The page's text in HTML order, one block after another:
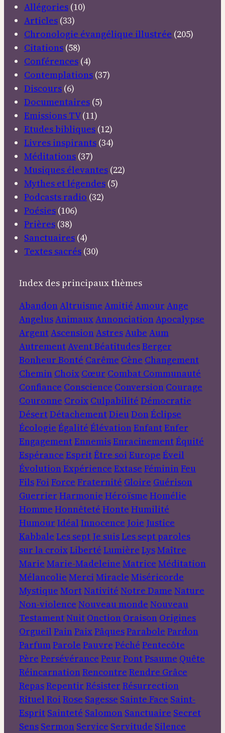
Allégories (10)
Articles (33)
Chronologie évangélique illustrée (205)
Citations (58)
Conférences (4)
Contemplations (37)
Discours (6)
Documentaires (5)
Emissions TV(11)
Etudes bibliques (12)
Livres inspirants (34)
Méditations (37)
Musiques élevantes (22)
Mythes et légendes (5)
Podcasts radio (32)
Poésies (106)
Prières (38)
Sanctuaires (4)
Textes sacrés (30)
Index des principaux thèmes
AbandonAltruisme Amitié Amour Ange
AngelusAnimauxAnnonciationApocalypse
ArgentAscensionAstresAube Aum
AutrementAventBéatitudesBerger
Bonheur Bonté Carême Cène Changement
Chemin Choix Cœur Combat Communauté
Confiance Conscience Conversion Courage
Couronne Croix Culpabilité Démocratie
DésertDétachementDieuDonÉclipse
Écologie Égalité ÉlévationEnfantEnfer
EngagementEnnemisEnracinementÉquité
Espérance EspritÊtre soi Europe Éveil
ÉvolutionExpérience Extase FémininFeu
FilsFoi Force Fraternité Gloire Guérison
Guerrier Harmonie Héroïsme Homélie
Homme Honnêteté Honte Humilité
Humour Idéal Innocence Joie Justice
Kabbale Les sept Je suisLes sept paroles
sur la croixLiberté Lumière LysMaître
Marie Marie-Madeleine Matrice Méditation
Mélancolie Merci Miracle Miséricorde
Mystique MortNativité Notre Dame Nature
Non-violence Nouveau monde Nouveau
TestamentNuit Onction Oraison Origines
Orgueil PainPaixPâquesParabole Pardon
ParfumParole Pauvre Péché Pentecôte
Père Persévérance Peur PontPsaume Quête
RéincarnationRencontre Rendre Grâce
RepasRepentir Résister Résurrection
Rituel Roi Rose Sagesse Sainte Face Saint-
Esprit Sainteté Salomon Sanctuaire Secret
Sens Sermon Service Servitude Silence